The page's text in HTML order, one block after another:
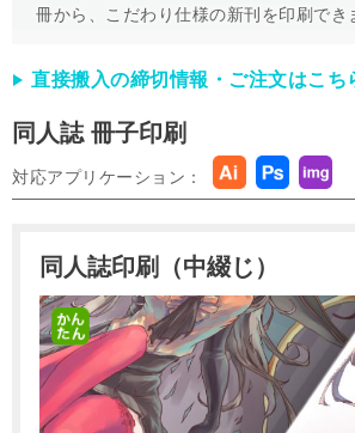
冊から、こだわり仕様の新刊を印刷でき
直接搬入の締切情報・ご注文はこち
同人誌 冊子印刷
対応アプリケーション
同人誌印刷（中綴じ）